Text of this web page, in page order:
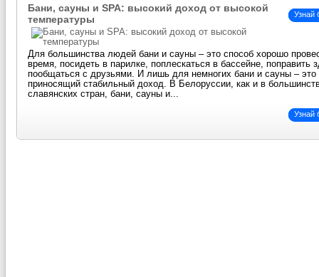
Узнай
Бани, сауны и SPA: высокий доход от высокой
температуры
Для большинства людей бани и сауны – это способ хорошо
время, посидеть в парилке, поплескаться в бассейне, поправить
пообщаться с друзьями. И лишь для немногих бани и сауны – это
приносящий стабильный доход. В Белоруссии, как и в
славянских стран, бани, сауны и...
Узнай